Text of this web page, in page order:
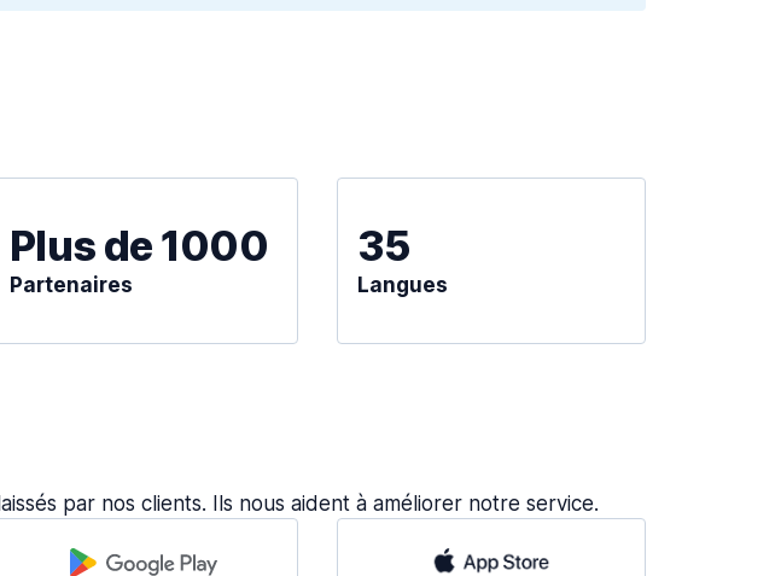
Plus de 1000
Partenaires
35
Langues
laissés par nos clients. Ils nous aident à améliorer notre service.